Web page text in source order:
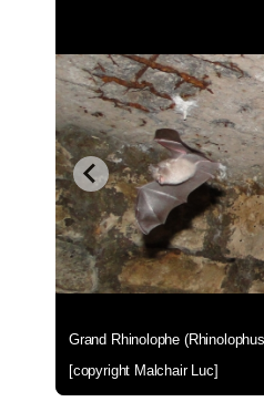
Grand Rhinolophe
[copyright Malchair Luc]